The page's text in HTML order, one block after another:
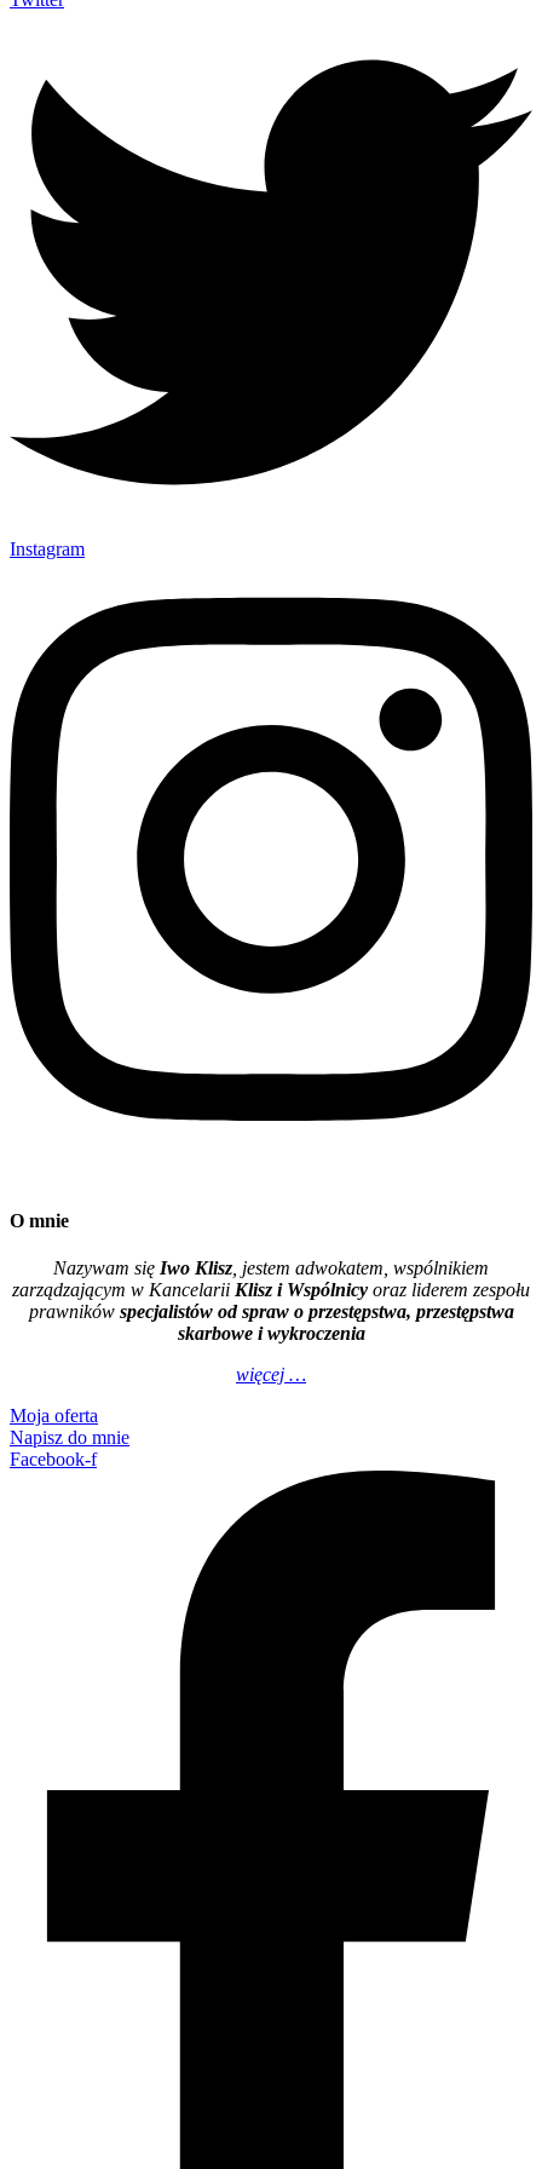
Instagram
O mnie
Nazywam się Iwo Klisz, jestem adwokatem, wspólnikiem
zarządzającym w Kancelarii Klisz i Wspólnicy oraz liderem zespołu
prawników specjalistów od spraw o przestępstwa, przestępstwa
skarbowe i wykroczenia
więcej …
Moja oferta
Napisz do mnie
Facebook-f